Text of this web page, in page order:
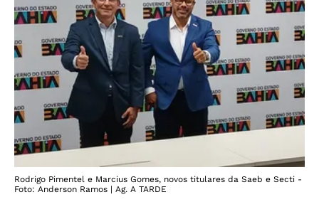
Rodrigo Pimentel e Marcius Gomes, novos titulares da Saeb e Secti -
Foto: Anderson Ramos | Ag. A TARDE